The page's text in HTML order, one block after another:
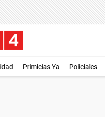
Primicias Ya Policiales